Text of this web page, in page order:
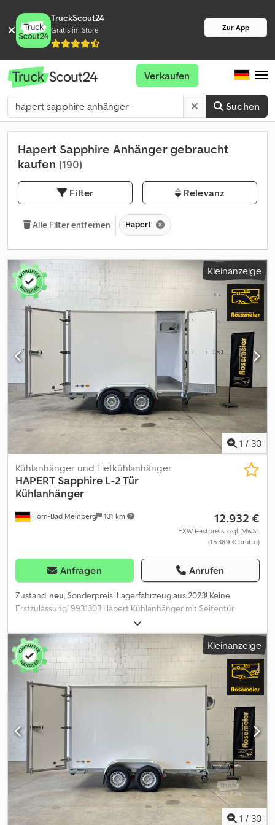
TruckScout24
Gratis im Store Zur App
Suchen
Verkaufen
Hapert Sapphire Anhänger gebraucht
kaufen (190)
Filter Relevanz
Alle Filter entfernen Hapert
Kleinanzeige
1 / 30
Horn-Bad Meinberg 131 km
Kühlanhänger und Tiefkühlanhänger
HAPERT Sapphire L-2 Tür
Kühlanhänger
12.932 €
EXW Festpreis zzgl. MwSt.
(15.389 € brutto)
Anfragen Anrufen
Zustand: neu, Sonderpreis! Lagerfahrzeug aus 2023! Keine
Erstzulassung! 9931303 Hapert Kühlanhänger mit Seitentür
Hersteller: Hapert Typ: Sapphire L-2 Innenmaße: 3050 X 1840 X
2100 mm L.B.H. Zul. Gesamtgewicht: 3000 kg Leergewicht: ca. 914
kg Nutzlast: ca. 2086 kg (Nutzlastangaben können je nach
Ausstattung und Konstruktion abweichen) Bereifung: 185/R14C
Stahlfelge Kühlaggregat an Stirnseite verbaut Bediendisplay zum
Einstellen der Temperatur, einfache Handhabung Wandstärke 40
mm Farbe weiß, mit glatter Oberfläche - ideal zum Beschriften
Doppelflügeltür hinten Seitentür 2 Rangiergriffe vorne
Innenbeleuchtung Sehr stabiler, komplett verschweißter und
verzinkter Stahlrahmen Zahlreiche Querträger unter der
Aluminiumriffelblech auf Multiplex Boden montiert Aluminium
Scheuerschutz beidseitig und an der Stirnseite 4
Kurbeldrehlstützen Wartungsfreie Gummifederachse von BPW
Rückfahrautomatik Schutzbügel vor den Kotflügeln 13 poliger
Stecker Beleuchtung im Heckrahmen versenkt, integrierte
Kleinanzeige
1 / 30